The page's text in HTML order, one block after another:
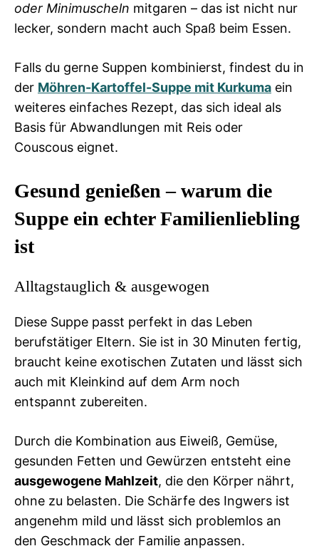
oder Minimuscheln mitgaren – das ist nicht nur
lecker, sondern macht auch Spaß beim Essen.
Falls du gerne Suppen kombinierst, findest du in
der Möhren-Kartoffel-Suppe mit Kurkuma ein
weiteres einfaches Rezept, das sich ideal als
Basis für Abwandlungen mit Reis oder
Couscous eignet.
Gesund genießen – warum die
Suppe ein echter Familienliebling
ist
Alltagstauglich & ausgewogen
Diese Suppe passt perfekt in das Leben
berufstätiger Eltern. Sie ist in 30 Minuten fertig,
braucht keine exotischen Zutaten und lässt sich
auch mit Kleinkind auf dem Arm noch
entspannt zubereiten.
Durch die Kombination aus Eiweiß, Gemüse,
gesunden Fetten und Gewürzen entsteht eine
ausgewogene Mahlzeit, die den Körper nährt,
ohne zu belasten. Die Schärfe des Ingwers ist
angenehm mild und lässt sich problemlos an
den Geschmack der Familie anpassen.